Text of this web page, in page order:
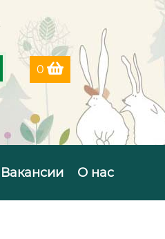
0
Вакансии О нас